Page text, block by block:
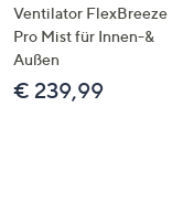
Ventilator FlexBreeze
Pro Mist für Innen-&
Außen
€ 239,99